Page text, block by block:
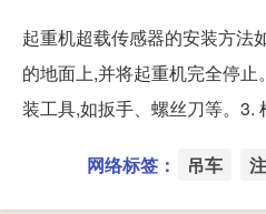
起重机超载传感器的安装方法
的地面上,并将起重机完全停
装工具,如扳手、螺丝刀等。3.
网络标签： 吊车